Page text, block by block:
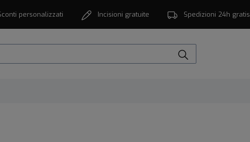
personalizzati Incisioni gratuite Spedizioni 24h gratis